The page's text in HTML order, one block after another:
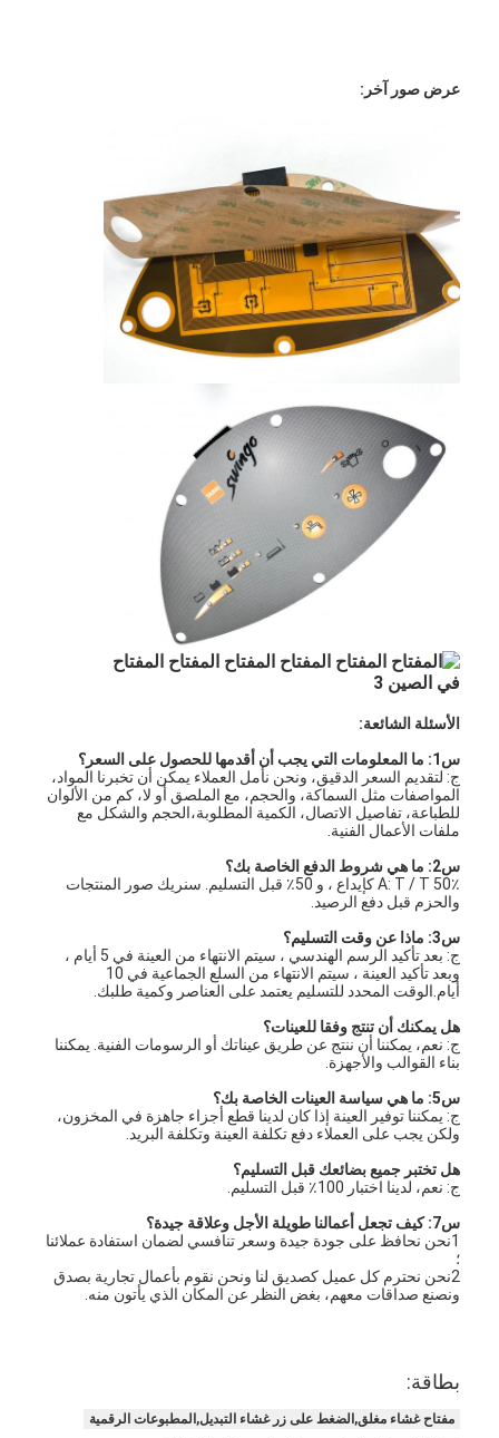
اتصل بنا
أخبار
اطلب اقتباس
مفتاح غشاء LED
تبديل الغشاء اللمسي
تبديل الغشاء FPC
مفتاح الغشاء المقاوم للماء
مفتاح غشاء الطباعة الرقمية
مفتاح غشاء بإضاءة خلفية
تبديل الغشاء الطبي
مفتاح الغشاء المسطح
مفتاح غشاء ESD
مفتاح غشاء LCD
مفتاح غشاء سعة
محولات غشاء الـ " بي سي بي " و " السيليكون "
أغلفة الفيلم الواقي والورق التتبع
عرض صور آخر:
الأسئلة الشائعة:
س1: ما المعلومات التي يجب أن أقدمها للحصول على السعر؟
ج: لتقديم السعر الدقيق، ونحن نأمل العملاء يمكن أن تخبرنا المواد،
المواصفات مثل السماكة، والحجم، مع الملصق أو لا، كم من الألوان
للطباعة، تفاصيل الاتصال، الكمية المطلوبة،الحجم والشكل مع
ملفات الأعمال الفنية.
س2: ما هي شروط الدفع الخاصة بك؟
A: T / T 50٪ كإيداع ، و 50٪ قبل التسليم. سنريك صور المنتجات
والحزم قبل دفع الرصيد.
س3: ماذا عن وقت التسليم؟
ج: بعد تأكيد الرسم الهندسي ، سيتم الانتهاء من العينة في 5 أيام ،
وبعد تأكيد العينة ، سيتم الانتهاء من السلع الجماعية في 10
أيام.الوقت المحدد للتسليم يعتمد على العناصر وكمية طلبك.
هل يمكنك أن تنتج وفقا للعينات؟
ج: نعم، يمكننا أن ننتج عن طريق عيناتك أو الرسومات الفنية. يمكننا
بناء القوالب والأجهزة.
س5: ما هي سياسة العينات الخاصة بك؟
ج: يمكننا توفير العينة إذا كان لدينا قطع أجزاء جاهزة في المخزون،
ولكن يجب على العملاء دفع تكلفة العينة وتكلفة البريد.
هل تختبر جميع بضائعك قبل التسليم؟
ج: نعم، لدينا اختبار 100٪ قبل التسليم.
س7: كيف تجعل أعمالنا طويلة الأجل وعلاقة جيدة؟
1نحن نحافظ على جودة جيدة وسعر تنافسي لضمان استفادة عملائنا
؛
2نحن نحترم كل عميل كصديق لنا ونحن نقوم بأعمال تجارية بصدق
ونصنع صداقات معهم، بغض النظر عن المكان الذي يأتون منه.
بطاقة:
مفتاح غشاء مغلق,الضغط على زر غشاء التبديل,المطبوعات الرقمية